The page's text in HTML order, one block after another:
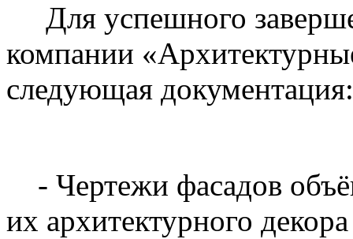
Для успешного
компании
следующая документация:
- Чертежи фасадов
их архитектурного